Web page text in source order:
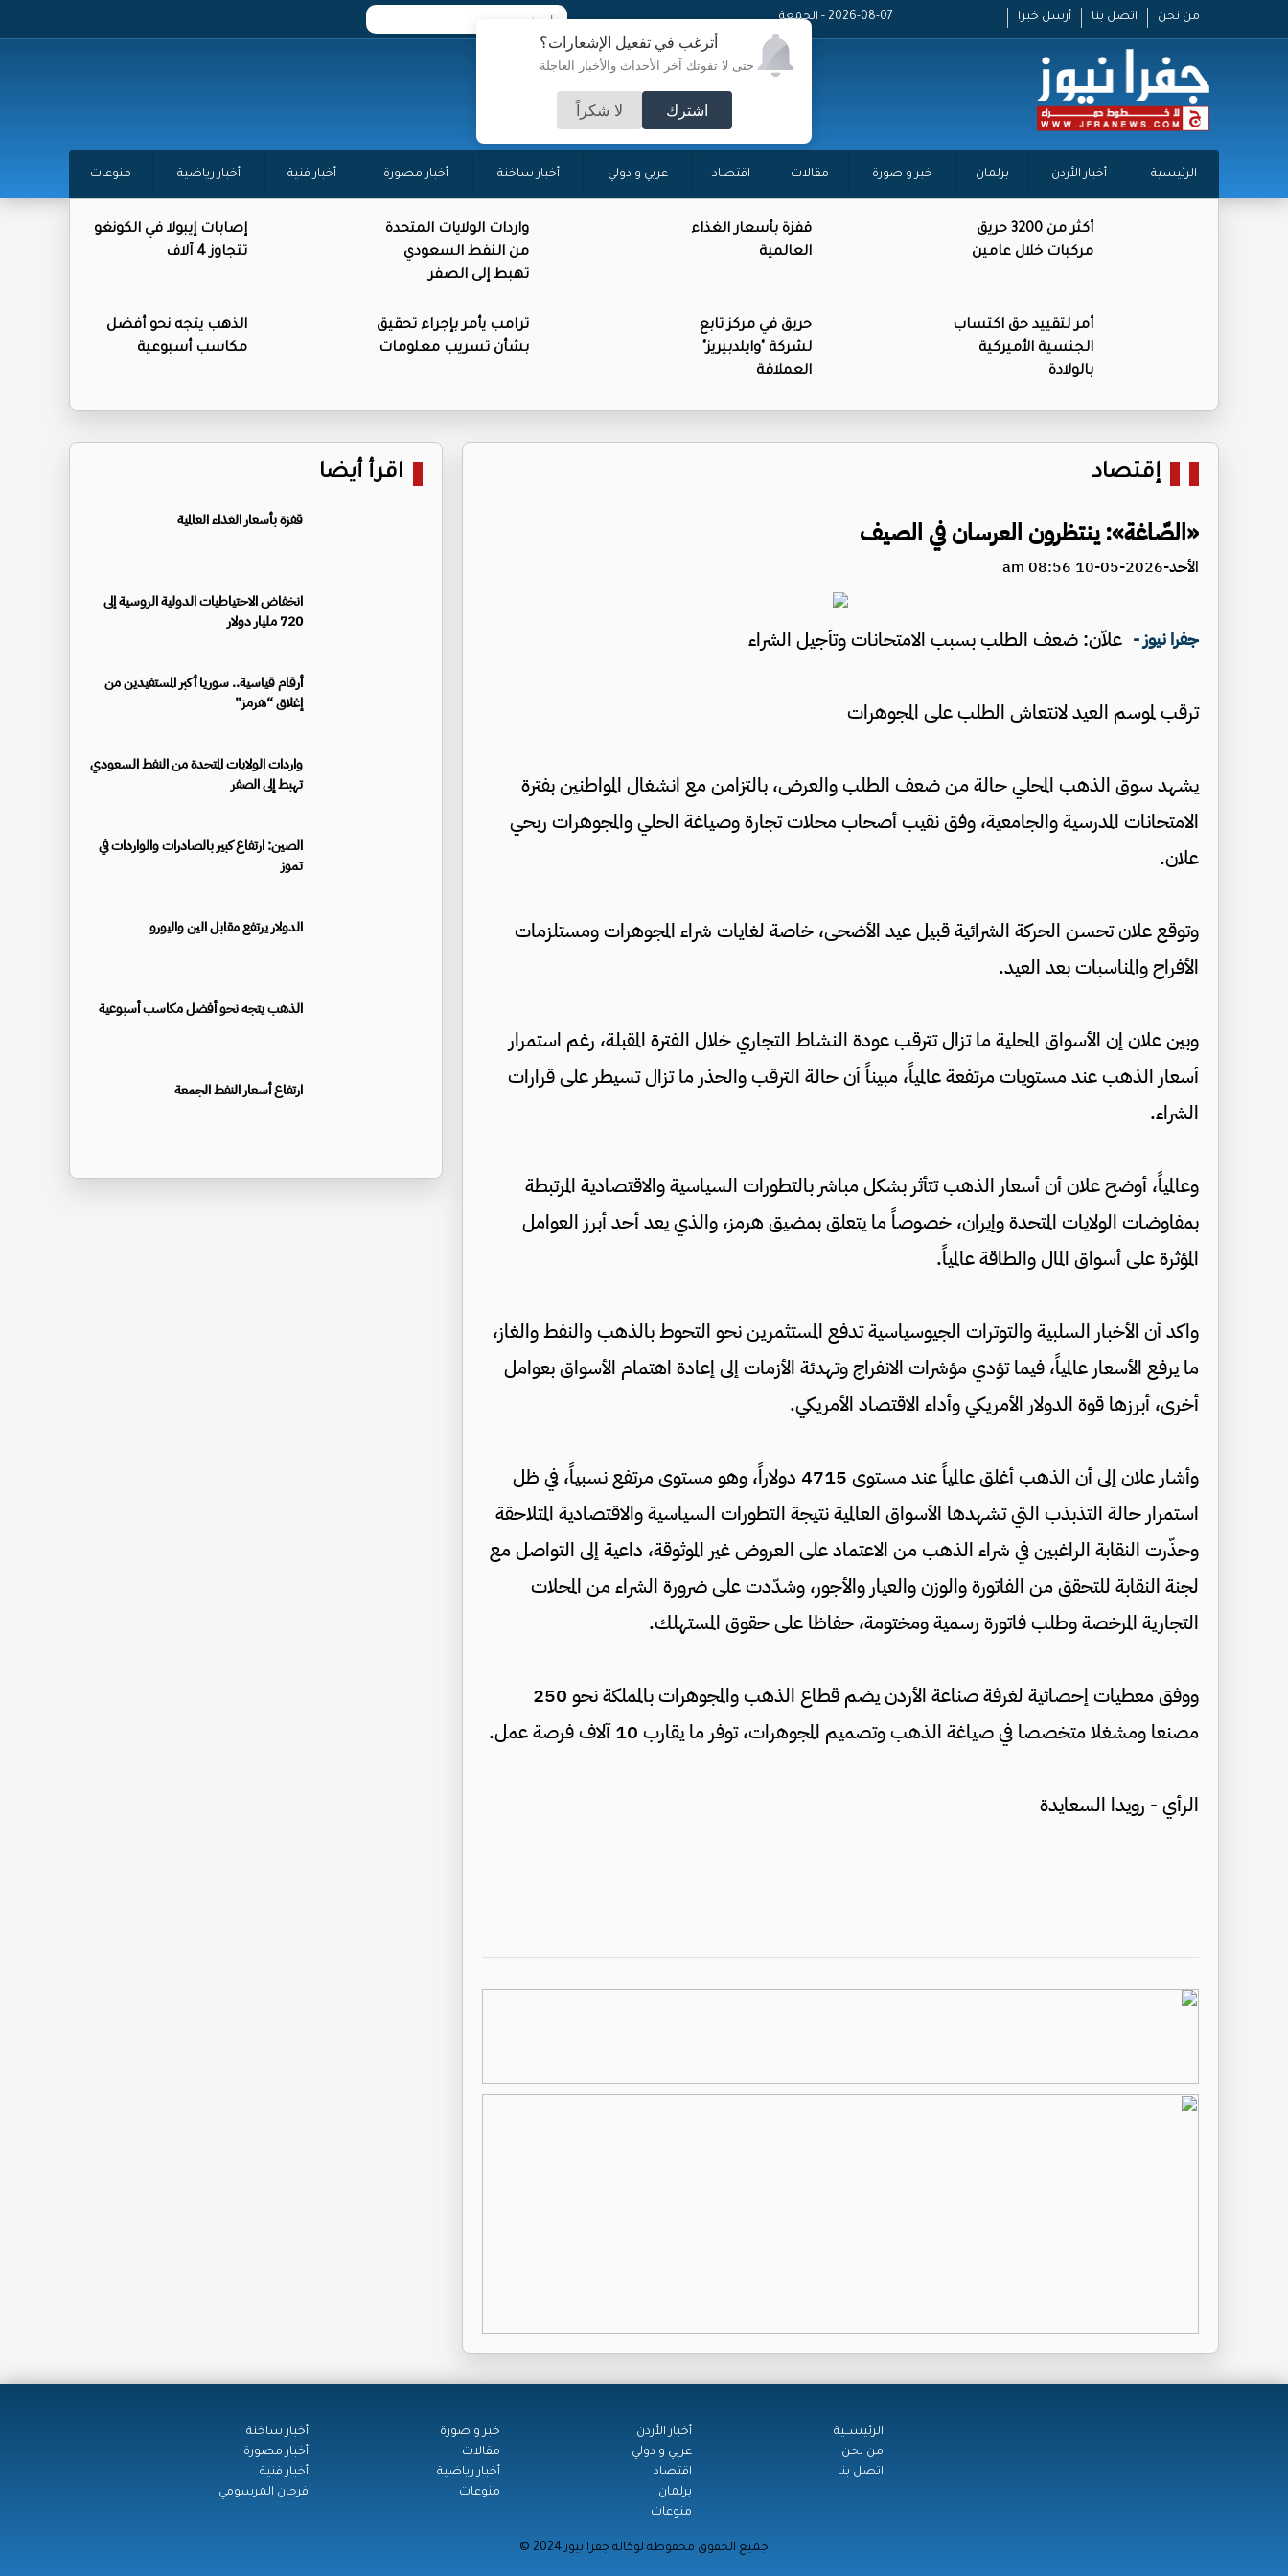
أترغب في تفعيل الإشعارات؟
حتى لا تفوتك آخر الأحداث والأخبار العاجلة
اشترك لا شكراً
من نحن اتصل بنا أرسل خبرا 2026-08-07 - الجمعة
الرئيسية أخبار الأردن برلمان خبر و صورة مقالات اقتصاد عربي و دولي أخبار ساخنة أخبار مصورة أخبار فنية أخبار رياضية منوعات
أكثر من 3200 حريق
مركبات خلال عامين
قفزة بأسعار الغذاء
العالمية
واردات الولايات المتحدة
من النفط السعودي
تهبط إلى الصفر
إصابات إيبولا في الكونغو
تتجاوز 4 آلاف
أمر لتقييد حق اكتساب
الجنسية الأميركية
بالولادة
حريق في مركز تابع
لشركة "وايلدبيريز"
العملاقة
ترامب يأمر بإجراء تحقيق
بشأن تسريب معلومات
الذهب يتجه نحو أفضل
مكاسب أسبوعية
إقتصاد
«الصّاغة»: ينتظرون العرسان في الصيف
الأحد-2026-05-10 08:56 am
جفرا نيوز - علاّن: ضعف الطلب بسبب الامتحانات وتأجيل الشراء
ترقب لموسم العيد لانتعاش الطلب على المجوهرات
يشهد سوق الذهب المحلي حالة من ضعف الطلب والعرض، بالتزامن مع انشغال المواطنين بفترة
الامتحانات المدرسية والجامعية، وفق نقيب أصحاب محلات تجارة وصياغة الحلي والمجوهرات ربحي
علان.
وتوقع علان تحسن الحركة الشرائية قبيل عيد الأضحى، خاصة لغايات شراء المجوهرات ومستلزمات
الأفراح والمناسبات بعد العيد.
وبين علان إن الأسواق المحلية ما تزال تترقب عودة النشاط التجاري خلال الفترة المقبلة، رغم استمرار
أسعار الذهب عند مستويات مرتفعة عالمياً، مبيناً أن حالة الترقب والحذر ما تزال تسيطر على قرارات
الشراء.
وعالمياً، أوضح علان أن أسعار الذهب تتأثر بشكل مباشر بالتطورات السياسية والاقتصادية المرتبطة
بمفاوضات الولايات المتحدة وإيران، خصوصاً ما يتعلق بمضيق هرمز، والذي يعد أحد أبرز العوامل
المؤثرة على أسواق المال والطاقة عالمياً.
واكد أن الأخبار السلبية والتوترات الجيوسياسية تدفع المستثمرين نحو التحوط بالذهب والنفط والغاز،
ما يرفع الأسعار عالمياً، فيما تؤدي مؤشرات الانفراج وتهدئة الأزمات إلى إعادة اهتمام الأسواق بعوامل
أخرى، أبرزها قوة الدولار الأمريكي وأداء الاقتصاد الأمريكي.
وأشار علان إلى أن الذهب أغلق عالمياً عند مستوى 4715 دولاراً، وهو مستوى مرتفع نسبياً، في ظل
استمرار حالة التذبذب التي تشهدها الأسواق العالمية نتيجة التطورات السياسية والاقتصادية المتلاحقة
وحذّرت النقابة الراغبين في شراء الذهب من الاعتماد على العروض غير الموثوقة، داعية إلى التواصل مع
لجنة النقابة للتحقق من الفاتورة والوزن والعيار والأجور، وشدّدت على ضرورة الشراء من المحلات
التجارية المرخصة وطلب فاتورة رسمية ومختومة، حفاظا على حقوق المستهلك.
ووفق معطيات إحصائية لغرفة صناعة الأردن يضم قطاع الذهب والمجوهرات بالمملكة نحو 250
مصنعا ومشغلا متخصصا في صياغة الذهب وتصميم المجوهرات، توفر ما يقارب 10 آلاف فرصة عمل.
الرأي - رويدا السعايدة
اقرأ أيضا
قفزة بأسعار الغذاء العالمية
انخفاض الاحتياطيات الدولية الروسية إلى
720 مليار دولار
أرقام قياسية.. سوريا أكبر المستفيدين من
إغلاق “هرمز”
واردات الولايات المتحدة من النفط السعودي
تهبط إلى الصفر
الصين: ارتفاع كبير بالصادرات والواردات في
تموز
الدولار يرتفع مقابل الين واليورو
الذهب يتجه نحو أفضل مكاسب أسبوعية
ارتفاع أسعار النفط الجمعة
الرئيســية
من نحن
اتصل بنا
أخبار الأردن
عربي و دولي
اقتصاد
برلمان
منوعات
خبر و صورة
مقالات
أخبار رياضية
منوعات
أخبار ساخنة
أخبار مصورة
أخبار فنية
فرحان المرسومي
© جميع الحقوق محفوظة لوكالة جفرا نيوز 2024